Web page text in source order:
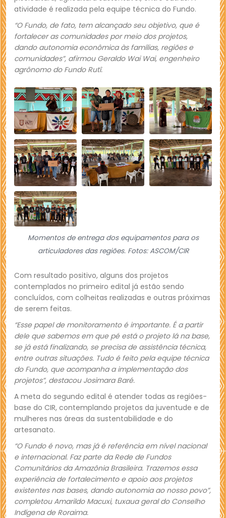
atividade é realizada pela equipe técnica do Fundo.
“O Fundo, de fato, tem alcançado seu objetivo, que é
fortalecer as comunidades por meio dos projetos,
dando autonomia econômica às famílias, regiões e
comunidades”, afirmou Geraldo Wai Wai, engenheiro
agrônomo do Fundo Rutî.
Momentos de entrega dos equipamentos para os
articuladores das regiões. Fotos: ASCOM/CIR
Com resultado positivo, alguns dos projetos
contemplados no primeiro edital já estão sendo
concluídos, com colheitas realizadas e outras próximas
de serem feitas.
“Esse papel de monitoramento é importante. É a partir
dele que sabemos em que pé está o projeto lá na base,
se já está finalizando, se precisa de assistência técnica,
entre outras situações. Tudo é feito pela equipe técnica
do Fundo, que acompanha a implementação dos
projetos”, destacou Josimara Baré.
A meta do segundo edital é atender todas as regiões-
base do CIR, contemplando projetos da juventude e de
mulheres nas áreas da sustentabilidade e do
artesanato.
“O Fundo é novo, mas já é referência em nível nacional
e internacional. Faz parte da Rede de Fundos
Comunitários da Amazônia Brasileira. Trazemos essa
experiência de fortalecimento e apoio aos projetos
existentes nas bases, dando autonomia ao nosso povo”,
completou Amarildo Macuxi, tuxaua geral do Conselho
Indígena de Roraima.